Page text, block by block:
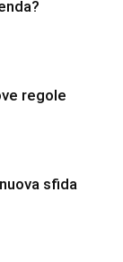
regole
sfida